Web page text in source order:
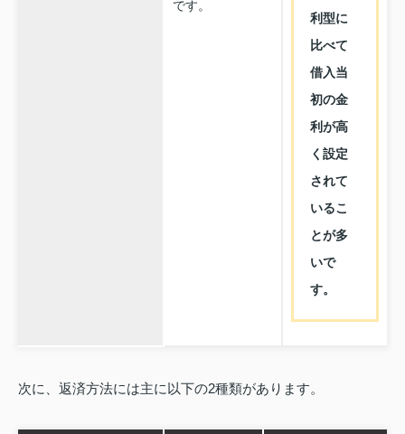
です。
利型に
比べて
借入当
初の金
利が高
く設定
されて
いるこ
とが多
いで
す。
次に、返済方法には主に以下の2種類があります。